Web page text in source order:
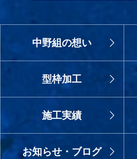
中野組の想い
型枠加工
施工実績
お知らせ・ブログ